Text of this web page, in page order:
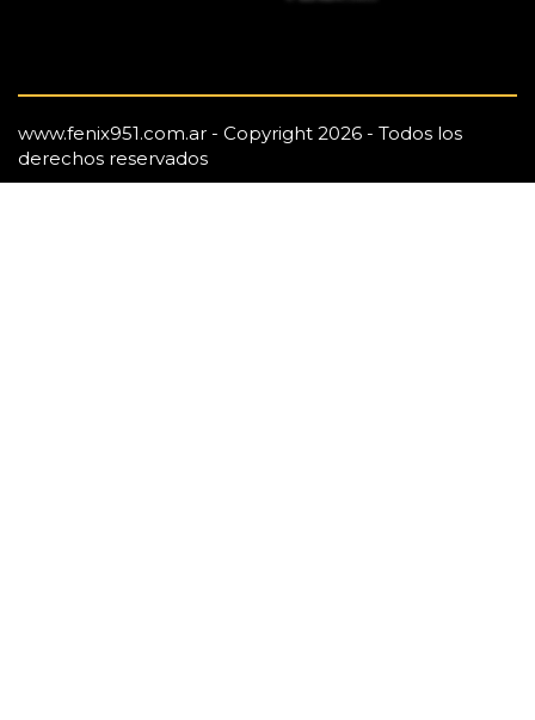
www.fenix951.com.ar - Copyright 2026 - Todos los
derechos reservados